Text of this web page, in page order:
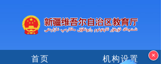
首页 机构设置 ×